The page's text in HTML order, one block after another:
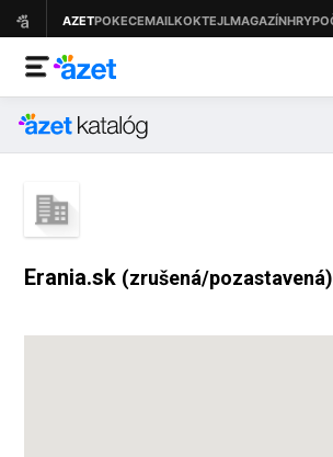
Erania.sk (zrušená/pozastavená)